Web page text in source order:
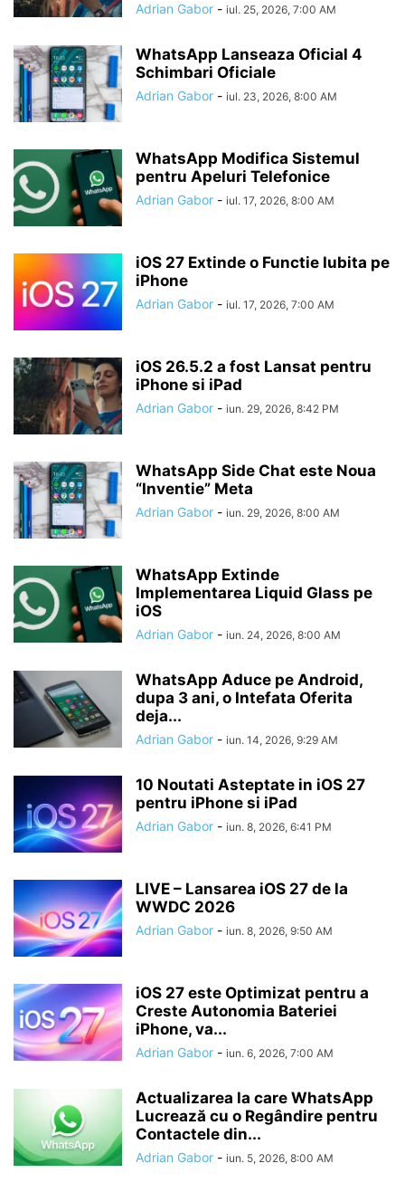
Adrian Gabor - iul. 25, 2026, 7:00 AM
WhatsApp Lanseaza Oficial 4
Schimbari Oficiale
Adrian Gabor - iul. 23, 2026, 8:00 AM
WhatsApp Modifica Sistemul
pentru Apeluri Telefonice
Adrian Gabor - iul. 17, 2026, 8:00 AM
iOS 27 Extinde o Functie Iubita pe
iPhone
Adrian Gabor - iul. 17, 2026, 7:00 AM
iOS 26.5.2 a fost Lansat pentru
iPhone si iPad
Adrian Gabor - iun. 29, 2026, 8:42 PM
WhatsApp Side Chat este Noua
“Inventie” Meta
Adrian Gabor - iun. 29, 2026, 8:00 AM
WhatsApp Extinde
Implementarea Liquid Glass pe
iOS
Adrian Gabor - iun. 24, 2026, 8:00 AM
WhatsApp Aduce pe Android,
dupa 3 ani, o Intefata Oferita
deja...
Adrian Gabor - iun. 14, 2026, 9:29 AM
10 Noutati Asteptate in iOS 27
pentru iPhone si iPad
Adrian Gabor - iun. 8, 2026, 6:41 PM
LIVE – Lansarea iOS 27 de la
WWDC 2026
Adrian Gabor - iun. 8, 2026, 9:50 AM
iOS 27 este Optimizat pentru a
Creste Autonomia Bateriei
iPhone, va...
Adrian Gabor - iun. 6, 2026, 7:00 AM
Actualizarea la care WhatsApp
Lucrează cu o Regândire pentru
Contactele din...
Adrian Gabor - iun. 5, 2026, 8:00 AM